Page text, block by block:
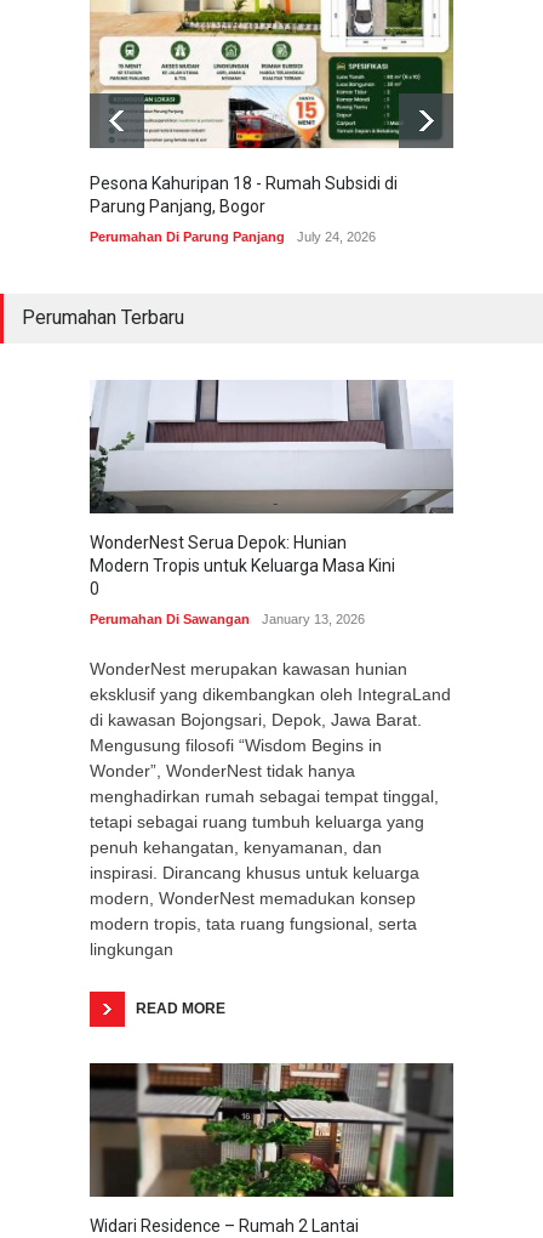
Pesona Kahuripan 18 - Rumah Subsidi di
Parung Panjang, Bogor
Perumahan Di Parung Panjang July 24, 2026
Perumahan Terbaru
WonderNest Serua Depok: Hunian
Modern Tropis untuk Keluarga Masa Kini
0
Perumahan Di Sawangan January 13, 2026
WonderNest merupakan kawasan hunian
eksklusif yang dikembangkan oleh IntegraLand
di kawasan Bojongsari, Depok, Jawa Barat.
Mengusung filosofi “Wisdom Begins in
Wonder”, WonderNest tidak hanya
menghadirkan rumah sebagai tempat tinggal,
tetapi sebagai ruang tumbuh keluarga yang
penuh kehangatan, kenyamanan, dan
inspirasi. Dirancang khusus untuk keluarga
modern, WonderNest memadukan konsep
modern tropis, tata ruang fungsional, serta
lingkungan
READ MORE
Widari Residence – Rumah 2 Lantai